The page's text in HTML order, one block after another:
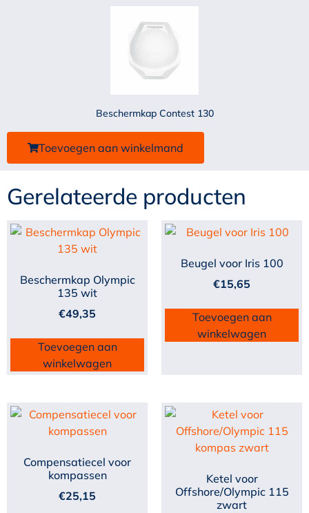
Beschermkap Contest 130
Toevoegen aan winkelmand
Gerelateerde producten
Beschermkap Olympic
135 wit
€49,35
Toevoegen aan
winkelwagen
Beugel voor Iris 100
€15,65
Toevoegen aan
winkelwagen
Compensatiecel voor
kompassen
€25,15
Ketel voor
Offshore/Olympic 115
zwart